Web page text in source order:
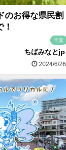
のお得な県民割
千葉
ちばみなとjp
2024/6/26